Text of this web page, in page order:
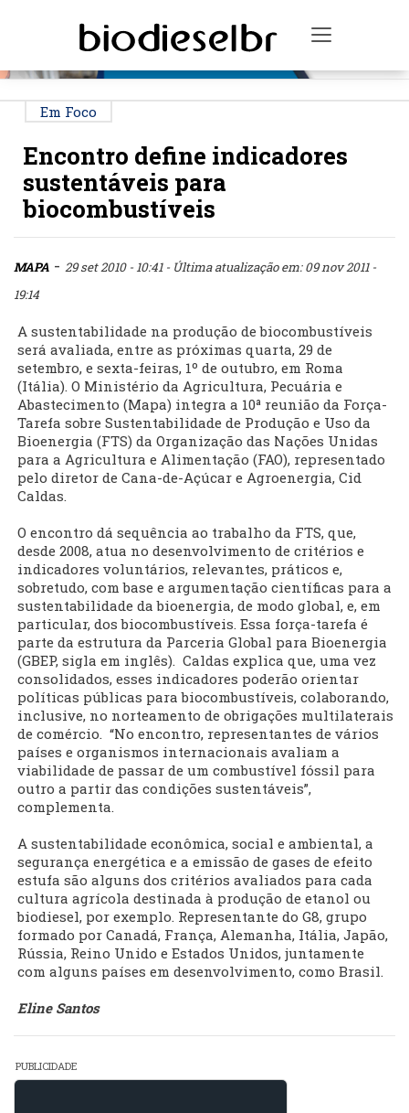
Toggle
Em Foco
Encontro define indicadores
sustentáveis para
biocombustíveis
MAPA - 29 set 2010 - 10:41 - Última atualização em: 09 nov 2011 -
19:14
A sustentabilidade na produção de biocombustíveis
será avaliada, entre as próximas quarta, 29 de
setembro, e sexta-feiras, 1º de outubro, em Roma
(Itália). O Ministério da Agricultura, Pecuária e
Abastecimento (Mapa) integra a 10ª reunião da Força-
Tarefa sobre Sustentabilidade de Produção e Uso da
Bioenergia (FTS) da Organização das Nações Unidas
para a Agricultura e Alimentação (FAO), representado
pelo diretor de Cana-de-Açúcar e Agroenergia, Cid
Caldas.
O encontro dá sequência ao trabalho da FTS, que,
desde 2008, atua no desenvolvimento de critérios e
indicadores voluntários, relevantes, práticos e,
sobretudo, com base e argumentação científicas para a
sustentabilidade da bioenergia, de modo global, e, em
particular, dos biocombustíveis. Essa força-tarefa é
parte da estrutura da Parceria Global para Bioenergia
(GBEP, sigla em inglês). Caldas explica que, uma vez
consolidados, esses indicadores poderão orientar
políticas públicas para biocombustíveis, colaborando,
inclusive, no norteamento de obrigações multilaterais
de comércio. “No encontro, representantes de vários
países e organismos internacionais avaliam a
viabilidade de passar de um combustível fóssil para
outro a partir das condições sustentáveis”,
complementa.
A sustentabilidade econômica, social e ambiental, a
segurança energética e a emissão de gases de efeito
estufa são alguns dos critérios avaliados para cada
cultura agrícola destinada à produção de etanol ou
biodiesel, por exemplo. Representante do G8, grupo
formado por Canadá, França, Alemanha, Itália, Japão,
Rússia, Reino Unido e Estados Unidos, juntamente
com alguns países em desenvolvimento, como Brasil.
Eline Santos
PUBLICIDADE